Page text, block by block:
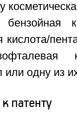
кислота/
или одну из
патенту